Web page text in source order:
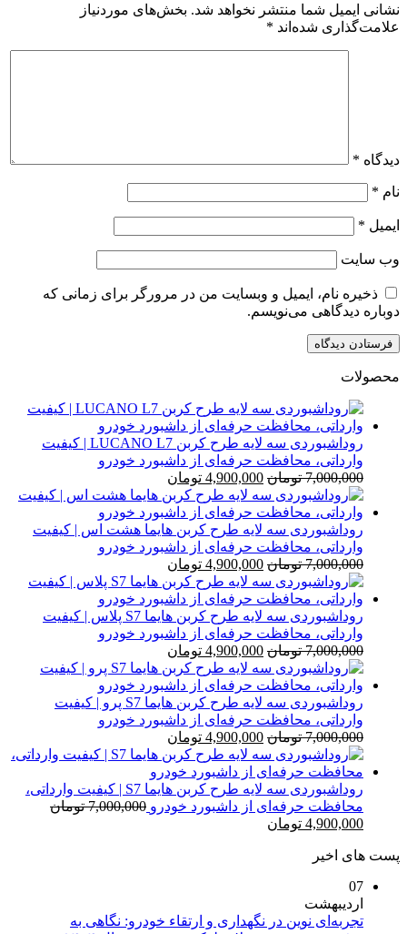
نشانی ایمیل شما منتشر نخواهد شد. بخش‌های موردنیاز
علامت‌گذاری شده‌اند *
دیدگاه *
نام *
ایمیل *
وب‌ سایت
ذخیره نام، ایمیل و وبسایت من در مرورگر برای زمانی که
دوباره دیدگاهی می‌نویسم.
محصولات
روداشبوردی سه‌ لایه طرح کربن LUCANO L7 | کیفیت
وارداتی، محافظت حرفه‌ای از داشبورد خودرو
7,000,000 تومان قیمت
اصلی
7,000,000 تومان
بود.
4,900,000 تومان
فعلی
4,900,000 تومان
است.
روداشبوردی سه‌ لایه طرح کربن هایما هشت اس | کیفیت
وارداتی، محافظت حرفه‌ای از داشبورد خودرو
7,000,000 تومان قیمت
اصلی
7,000,000 تومان
بود.
4,900,000 تومان
فعلی
4,900,000 تومان
است.
روداشبوردی سه‌ لایه طرح کربن هایما S7 پلاس | کیفیت
وارداتی، محافظت حرفه‌ای از داشبورد خودرو
7,000,000 تومان قیمت
اصلی
7,000,000 تومان
بود.
4,900,000 تومان
فعلی
4,900,000 تومان
است.
روداشبوردی سه‌ لایه طرح کربن هایما S7 پرو | کیفیت
وارداتی، محافظت حرفه‌ای از داشبورد خودرو
7,000,000 تومان قیمت
اصلی
7,000,000 تومان
بود.
4,900,000 تومان
فعلی
است.
روداشبوردی سه‌ لایه طرح کربن هایما S7 | کیفیت وارداتی،
محافظت حرفه‌ای از داشبورد خودرو 7,000,000 تومان
قیمت
4,900,000 تومان
پست های اخیر
07
اردیبهشت
تجربه‌ای نوین در نگهداری و ارتقاء خودرو: نگاهی به